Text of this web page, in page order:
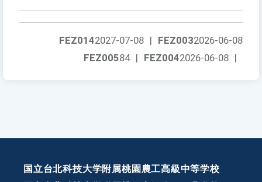
FEZ0032026-06-08
FEZ0142027-07-08 |
FEZ0042026-06-08 |
FEZ00584 |
国立台北科技大学附属桃園農工高級中等学校